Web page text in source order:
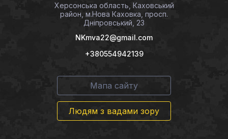
Херсонська область, Каховський
район, м.Нова Каховка, просп.
Дніпровський, 23
NKmva22@gmail.com
+380554942139
Мапа сайту
Людям з вадами зору